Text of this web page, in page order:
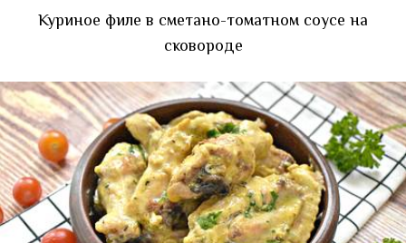
Куриное филе в сметано-томатном соусе на
сковороде